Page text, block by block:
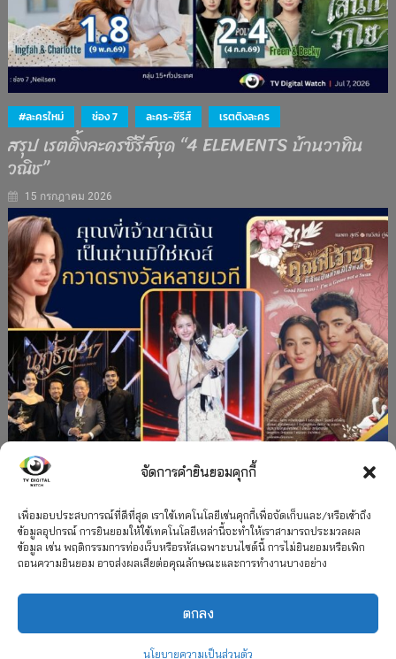
จัดการคำยินยอมคุกกี้
เพื่อมอบประสบการณ์ที่ดีที่สุด เราใช้เทคโนโลยีเช่นคุกกี้เพื่อจัดเก็บและ/หรือเข้าถึง
ข้อมูลอุปกรณ์ การยินยอมให้ใช้เทคโนโลยีเหล่านี้จะทำให้เราสามารถประมวลผล
ข้อมูล เช่น พฤติกรรมการท่องเว็บหรือรหัสเฉพาะบนไซต์นี้ การไม่ยินยอมหรือเพิก
ถอนความยินยอม อาจส่งผลเสียต่อคุณลักษณะและการทำงานบางอย่าง
ตกลง
นโยบายความเป็นส่วนตัว
#ละครใหม่ ช่อง 7 ละคร-ซีรีส์ เรตติงละคร
สรุป เรตติ้งละครซีรีส์ชุด “4 ELEMENTS บ้านวาทิน
วณิช”
15 กรกฎาคม 2026
”คุณพี่เจ้าขาดิฉันเป็นห่านมิใช่หงส์” กวาดรางวัล
เพียบ จาก 8 เวที
2026 TV Digital Watch All Rights Reserved.